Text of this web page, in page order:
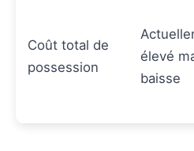
Coût total de
possession
élevé
baisse